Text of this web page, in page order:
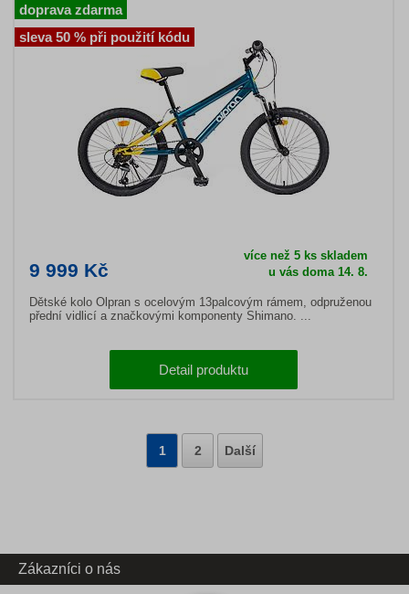
9 999 Kč
více než 5 ks skladem
u vás doma 14. 8.
Dětské kolo Olpran s ocelovým 13palcovým rámem, odpruženou
přední vidlicí a značkovými komponenty Shimano. ...
Detail produktu
doprava zdarma
sleva 50 % při použití kódu
1 2 Další
Zákazníci o nás